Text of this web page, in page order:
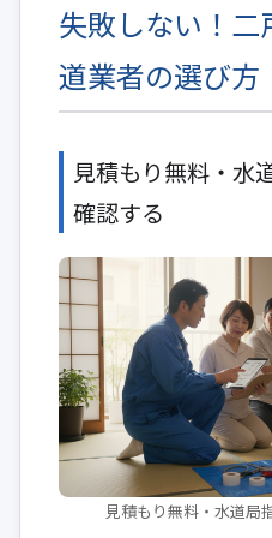
失敗しない！
道業者の選び方
見積もり無料・水
確認する
見積もり無料・水道局